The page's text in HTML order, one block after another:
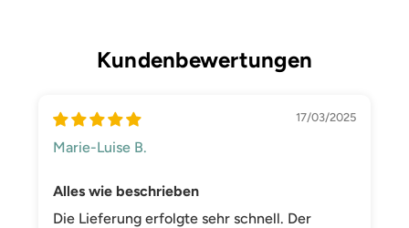
Kundenbewertungen
17/03/2025
Marie-Luise B.
Alles wie beschrieben
Die Lieferung erfolgte sehr schnell. Der